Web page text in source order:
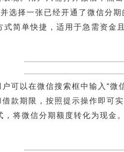
选择一张已经开通了微信分
简单快捷，适用于急需资金
可以在微信搜索框中输入“微
款期限，按照提示操作即可
将微信分期额度转化为现金